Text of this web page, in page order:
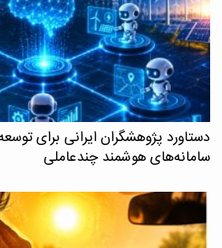
دستاورد پژوهشگران ایرانی برای
سامانه‌های هوشمند چندعاملی